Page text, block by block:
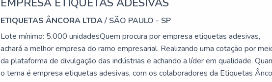
EMPRESA ETIQUETAS ADESIVAS
ETIQUETAS ÂNCORA LTDA/ SÃO PAULO - SP
Lote mínimo: 5.000 unidadesQuem procura por empresa etiquetas adesivas,
achará a melhor empresa do ramo empresarial. Realizando uma cotação por
da plataforma de divulgação das indústrias e achando a líder em qualidade.
o tema é empresa etiquetas adesivas, com os colaboradores da Etiquetas